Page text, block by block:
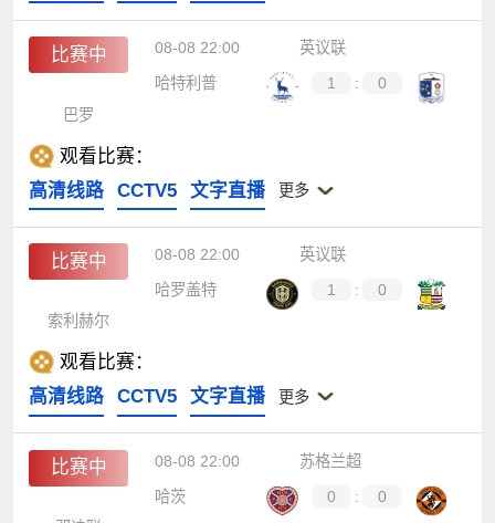
比赛中 08-08 22:00
英议联
哈特利普
1 :
0
巴罗
观看比赛：
高清线路
CCTV5 文字直播 更多
比赛中 08-08 22:00
英议联
哈罗盖特
1 :
0
索利赫尔
观看比赛：
高清线路
CCTV5 文字直播 更多
比赛中 08-08 22:00
苏格兰超
哈茨
0 :
0